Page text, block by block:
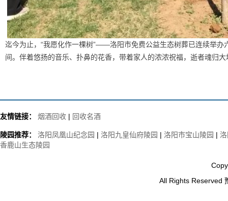
迄今为止，“我愿化作一棵树”——洛阳市免费公益生态树葬已连续举
间。伴着悠扬的音乐、扑鼻的花香，带着家人的浓浓祝福，逝者魂归
友情链接： 烟酒回收 | 回收名酒
陵园推荐： 洛阳凤凰山纪念园 | 洛阳九皇仙府陵园 | 洛阳市宝山陵园 |
香鹿山生态陵园
All Rights Reserved